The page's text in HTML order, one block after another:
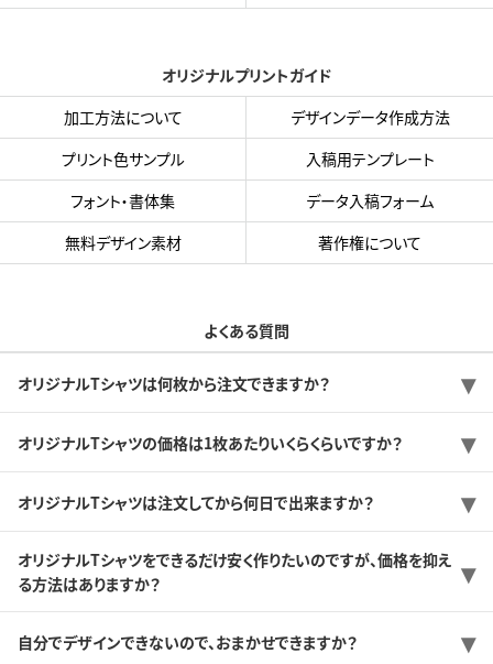
オリジナルプリントガイド
加工方法について
デザインデータ作成方法
プリント色サンプル
入稿用テンプレート
フォント・書体集
データ入稿フォーム
無料デザイン素材
著作権について
よくある質問
オリジナルTシャツは何枚から注文できますか？
オリジナルTシャツの価格は1枚あたりいくらくらいですか？
オリジナルTシャツは注文してから何日で出来ますか？
オリジナルTシャツをできるだけ安く作りたいのですが、価格を抑え
る方法はありますか？
自分でデザインできないので、おまかせできますか？